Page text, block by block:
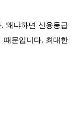
왜냐하면 신용등급
문입니다. 최대한